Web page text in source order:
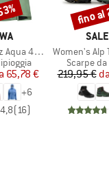
2.5L Jacket
ridotto
65,78 €
+6
4,8( 16)
Articolo
Women's Alp
Gruppo
Scarpe
219,95 € da
Sconto
fino al